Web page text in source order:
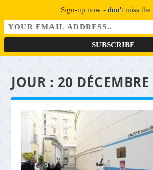
JOUR : 20
Sign-up now - don't miss